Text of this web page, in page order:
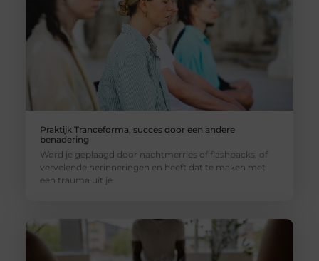
Praktijk Tranceforma, succes door een andere
benadering
Word je geplaagd door nachtmerries of flashbacks, of
vervelende herinneringen en heeft dat te maken met
een trauma uit je